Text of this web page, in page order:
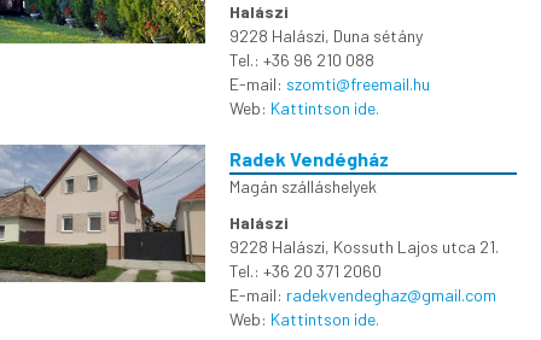
Halászi
9228 Halászi, Duna sétány
Tel.: +36 96 210 088
E-mail: szomti@freemail.hu
Web: Kattintson ide.
Radek Vendégház
Magán szálláshelyek
Halászi
9228 Halászi, Kossuth Lajos utca 21.
Tel.: +36 20 371 2060
E-mail: radekvendeghaz@gmail.com
Web: Kattintson ide.